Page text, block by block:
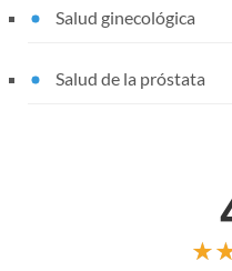
Salud ginecológica
Salud de la próstata